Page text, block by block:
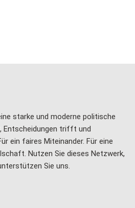
starke und moderne politische
Entscheidungen trifft und
ein faires Miteinander. Für eine
Nutzen Sie dieses Netzwerk,
Sie uns.